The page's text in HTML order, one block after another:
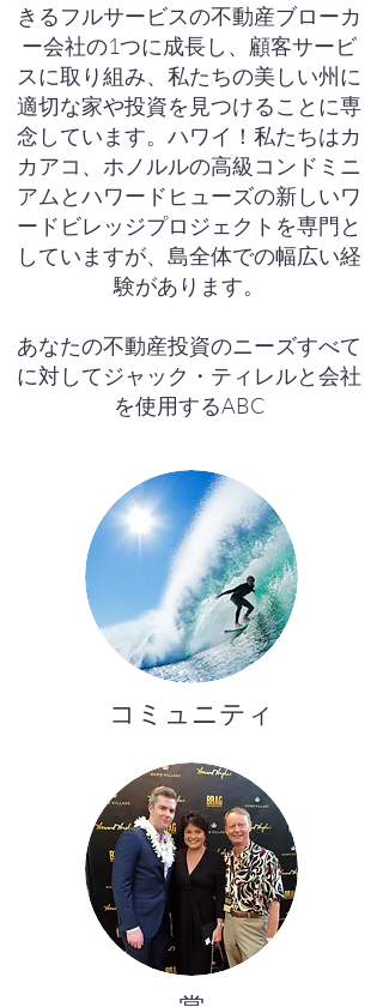
きるフルサービスの不動産ブローカ
ー会社の1つに成長し、顧客サービ
スに取り組み、私たちの美しい州に
適切な家や投資を見つけることに専
念しています。ハワイ！私たちはカ
カアコ、ホノルルの高級コンドミニ
アムとハワードヒューズの新しいワ
ードビレッジプロジェクトを専門と
していますが、島全体での幅広い経
験があります。
あなたの不動産投資のニーズすべて
に対してジャック・ティレルと会社
を使用するABC
コミュニティ